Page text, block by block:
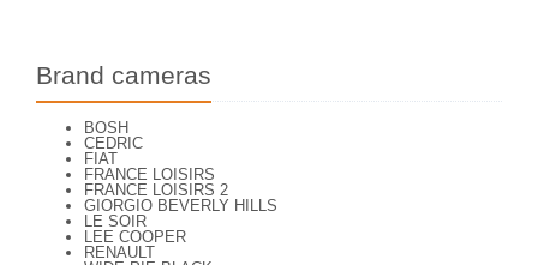
Brand cameras
BOSH
CEDRIC
FIAT
FRANCE LOISIRS
FRANCE LOISIRS 2
GIORGIO BEVERLY HILLS
LE SOIR
LEE COOPER
RENAULT